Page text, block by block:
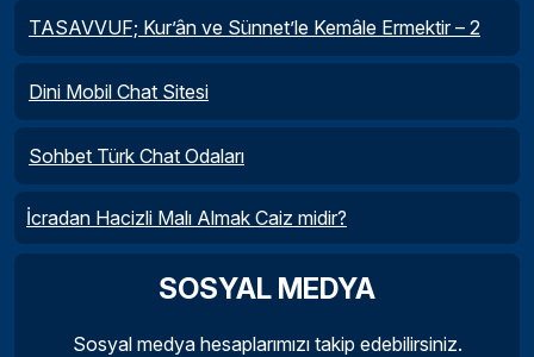
TASAVVUF; Kur’ân ve Sünnet’le Kemâle Ermektir – 2
Dini Mobil Chat Sitesi
Sohbet Türk Chat Odaları
İcradan Hacizli Malı Almak Caiz midir?
SOSYAL MEDYA
Sosyal medya hesaplarımızı takip edebilirsiniz.